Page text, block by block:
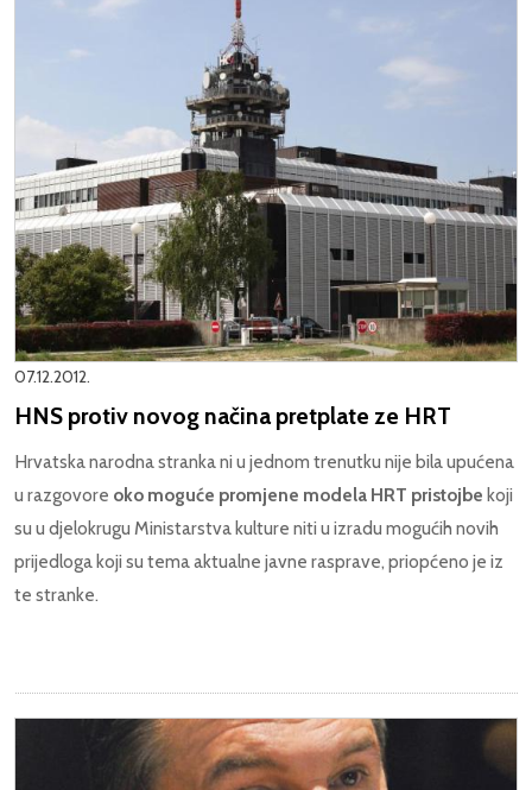
07.12.2012.
HNS protiv novog načina pretplate ze HRT
Hrvatska narodna stranka ni u jednom trenutku nije bila upućena
u razgovore oko moguće promjene modela HRT pristojbe koji
su u djelokrugu Ministarstva kulture niti u izradu mogućih novih
prijedloga koji su tema aktualne javne rasprave, priopćeno je iz
te stranke.